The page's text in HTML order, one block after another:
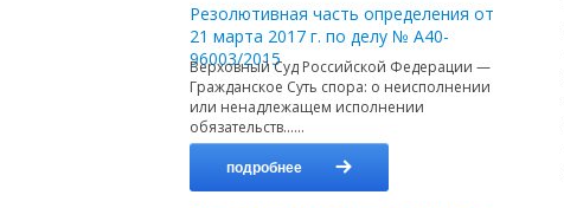
Резолютивная часть определения от
21 марта 2017 г. по делу № А40-
96003/2015
Верховный Суд Российской Федерации —
Гражданское Суть спора: о неисполнении
или ненадлежащем исполнении
обязательств…...
подробнее